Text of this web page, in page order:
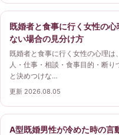
既婚者と食事に行く女性の
ない場合の見分け方
既婚者と食事に行く女性の心理
人・仕事・相談・食事目的・断
と決めつけな…
更新 2026.08.05
A型既婚男性が冷めた時の言